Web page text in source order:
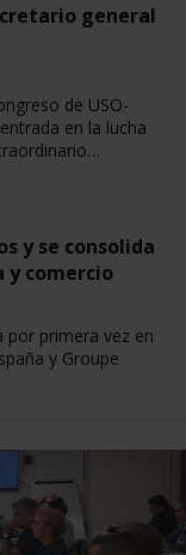
general
de USO-
en la lucha
y se consolida
comercio
por primera vez en
y Groupe